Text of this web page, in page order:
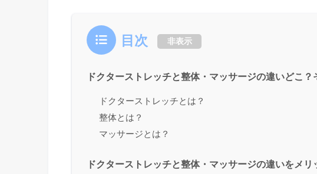
目次 非表示
ドクターストレッチと整体・マッサージの違いどこ
ドクターストレッチとは？
整体とは？
マッサージとは？
ドクターストレッチと整体・マッサージの違いをメ